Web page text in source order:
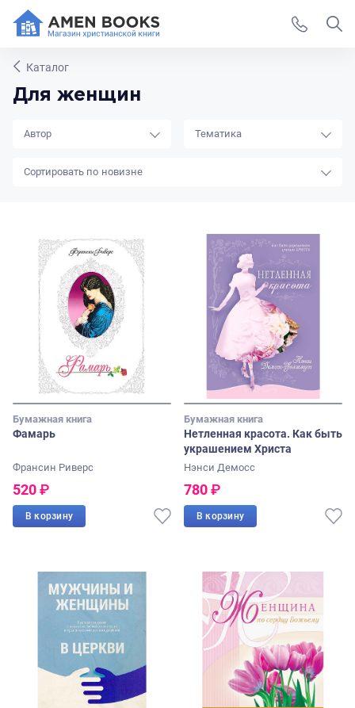
Каталог
Для женщин
Автор Тематика
новизне
Бумажная книга
Фамарь
Франсин Риверс
520₽
В корзину
Бумажная книга
Нетленная красота. Как быть
украшением Христа
Нэнси Демосс
780₽
В корзину